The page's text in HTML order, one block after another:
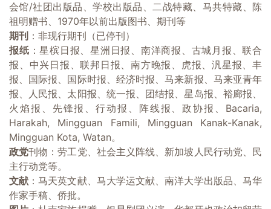
会馆/社团出版品、学校出版品、二战特藏、马共特藏、陈
祖明赠书、1970年以前出版图书、期刊等
期刊 ：非现行期刊（已停刊）
报纸 ：星槟日报、星洲日报、南洋商报、古城月报、联合
报、中兴日报、联邦日报、南方晚报、虎报、汎星报、丰
报、国际报、国际时报、经济时报、马来新报、马来亚青年
报、人民报、太阳报、统一报、团结报、星岛报、裕廊报、
火焰报、先锋报、行动报、阵线报、政协报、Bacaria,
Harakah, Mingguan Famili, Mingguan Kanak-Kanak,
Mingguan Kota, Watan。
政党刊物：劳工党、社会主义阵线、新加坡人民行动党、民
主行动党等。
文献 ：马天英文献、马大学运文献、南洋大学出版品、马华
作家手稿、侨批。